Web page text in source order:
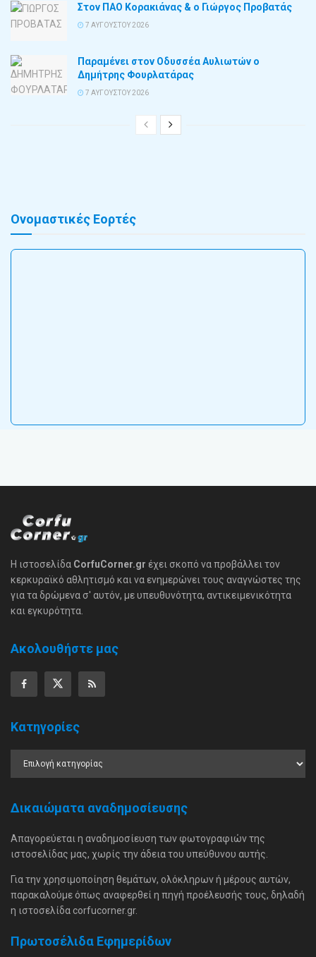
Στον ΠΑΟ Κορακιάνας & ο Γιώργος Προβατάς
7 ΑΥΓΟΎΣΤΟΥ 2026
Παραμένει στον Οδυσσέα Αυλιωτών ο
Δημήτρης Φουρλατάρας
7 ΑΥΓΟΎΣΤΟΥ 2026
Ονομαστικές Εορτές
Η ιστοσελίδα CorfuCorner.gr έχει σκοπό να προβάλλει τον
κερκυραϊκό αθλητισμό και να ενημερώνει τους αναγνώστες της
για τα δρώμενα σ' αυτόν, με υπευθυνότητα, αντικειμενικότητα
και εγκυρότητα.
Ακολουθήστε μας
Κατηγορίες
Δικαιώματα αναδημοσίευσης
Απαγορεύεται η αναδημοσίευση των φωτογραφιών της
ιστοσελίδας μας, χωρίς την άδεια του υπεύθυνου αυτής.
Για την χρησιμοποίηση θεμάτων, ολόκληρων ή μέρους αυτών,
παρακαλούμε όπως αναφερθεί η πηγή προέλευσής τους, δηλαδή
η ιστοσελίδα corfucorner.gr.
Πρωτοσέλιδα Εφημερίδων